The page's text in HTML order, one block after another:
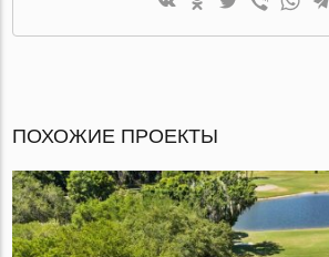
ПОХОЖИЕ ПРОЕКТЫ